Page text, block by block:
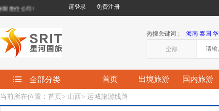
任公司! 请登录 免费注册
热搜关键词： 海南 泰国
全部
全部分类 首页 出境旅游 国内旅游
当前所在位置：首页 > 山西 > 运城旅游线路